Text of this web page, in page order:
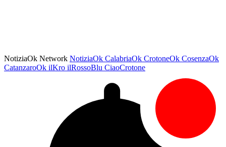
NotiziaOk Network NotiziaOk CalabriaOk CrotoneOk CosenzaOk
CatanzaroOk ilKro ilRossoBlu CiaoCrotone